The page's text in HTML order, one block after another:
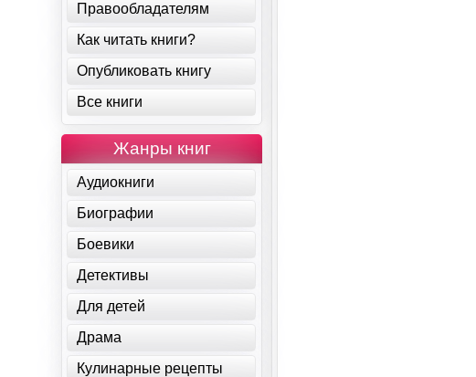
Правообладателям
Как читать книги?
Опубликовать книгу
Все книги
Жанры книг
Аудиокниги
Биографии
Боевики
Детективы
Для детей
Драма
Кулинарные рецепты